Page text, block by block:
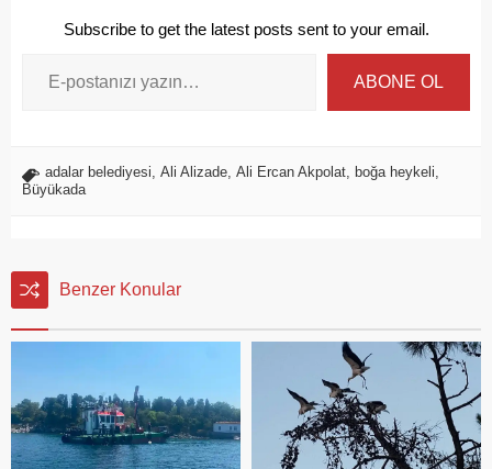
Subscribe to get the latest posts sent to your email.
ABONE OL
adalar belediyesi, Ali Alizade, Ali Ercan Akpolat, boğa heykeli,
Büyükada
Benzer Konular